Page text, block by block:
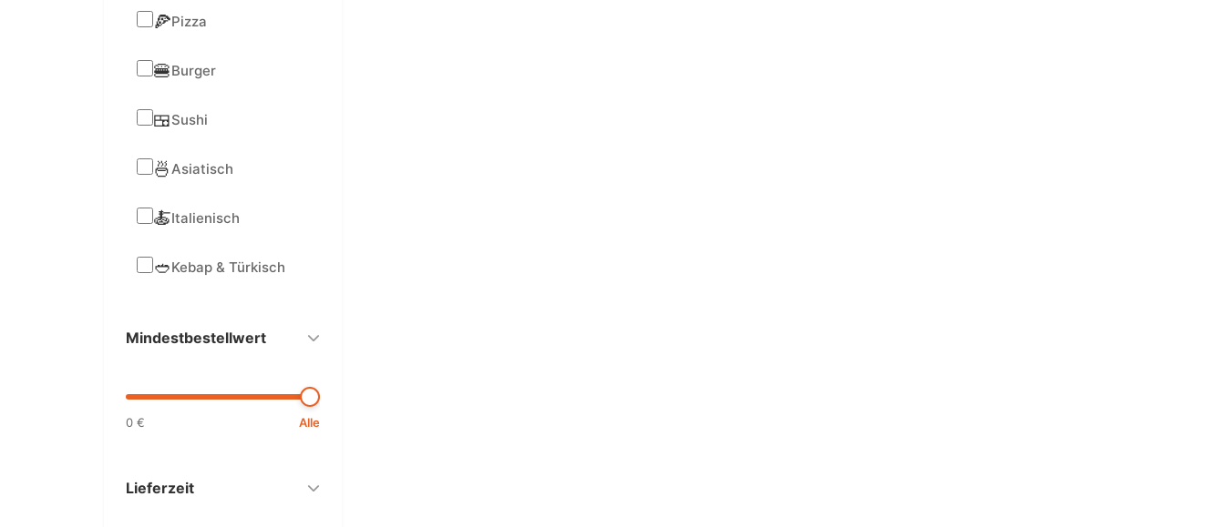
🍕Pizza
🍔Burger
🍱Sushi
🍜Asiatisch
🍝Italienisch
🥙Kebap & Türkisch
Mindestbestellwert
0 € Alle
Lieferzeit